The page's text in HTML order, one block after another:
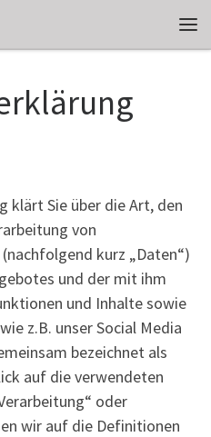
klärt Sie über die Art, den
von
kurz „Daten“)
und der mit ihm
und Inhalte sowie
z.B. unser Social Media
bezeichnet als
auf die verwendeten
oder
wir auf die Definitionen